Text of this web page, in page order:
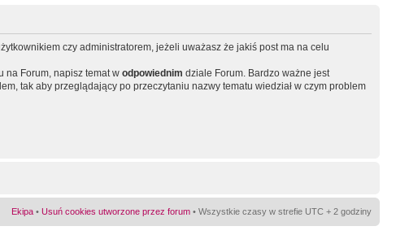
czy administratorem, jeżeli uważasz że jakiś post ma na celu
na Forum, napisz temat w odpowiednim dziale Forum. Bardzo ważne jest
tak aby przeglądający po przeczytaniu nazwy tematu wiedział w czym problem
Ekipa • Usuń cookies utworzone przez forum • Wszystkie czasy w strefie UTC + 2 godziny